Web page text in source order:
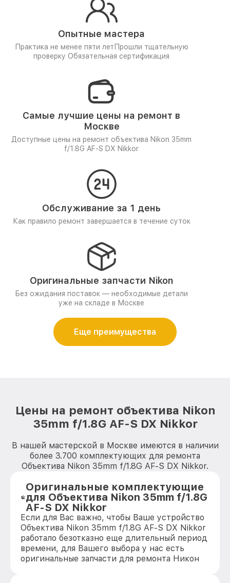
Опытные мастера
Практика не менее пяти лет Прошли тщательную
проверку Обязательная сертификация
Самые лучшие цены на ремонт в
Москве
Доступные цены на ремонт объектива Nikon 35mm
f/1.8G AF-S DX Nikkor
Обслуживание за 1 день
Как правило ремонт завершается в течение суток
Оригинальные запчасти Nikon
Без ожидания поставок — необходимые детали
уже на складе в Москве
Еще преимущества
Цены на ремонт объектива Nikon
35mm f/1.8G AF-S DX Nikkor
В нашей мастерской в Москве имеются в наличии
более 3.700 комплектующих для ремонта
Объектива Nikon 35mm f/1.8G AF-S DX Nikkor.
Оригинальные комплектующие
для Объектива Nikon 35mm f/1.8G
AF-S DX Nikkor
Если для Вас важно, чтобы Ваше устройство
Объектива Nikon 35mm f/1.8G AF-S DX Nikkor
работало безотказно еще длительный период
времени, для Вашего выбора у нас есть
оригинальные запчасти для ремонта Никон